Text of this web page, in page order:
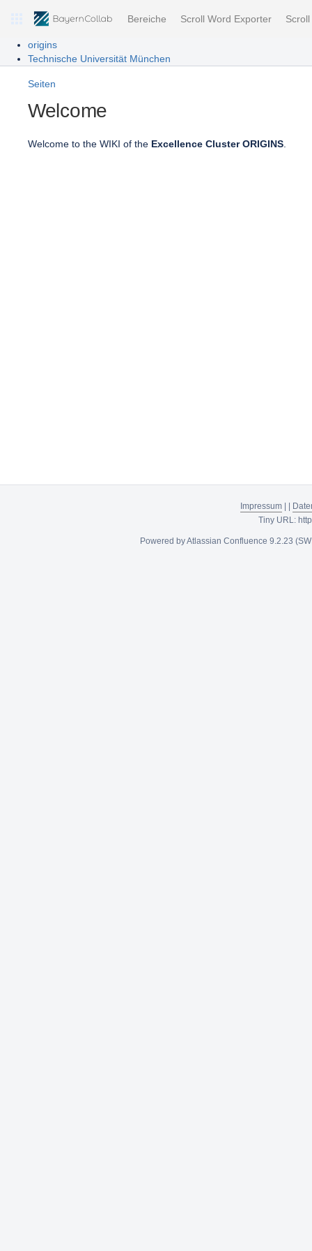
Bereiche Scroll Word Exporter
origins
Technische Universität München
Seiten
Welcome
Welcome to the WIKI of the Excellence Cluster ORIGINS
Impressum|
Tiny URL:
Powered byAtlassian Confluence 9.2.23